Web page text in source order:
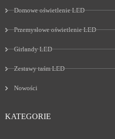
Domowe oświetlenie LED
Przemysłowe oświetlenie LED
Girlandy LED
Zestawy taśm LED
Nowości
KATEGORIE